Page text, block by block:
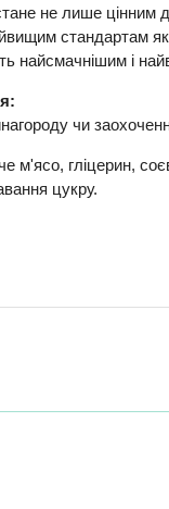
не лише
стандартам
найсмачнішим і
чи
м'ясо, гліцерин,
цукру.